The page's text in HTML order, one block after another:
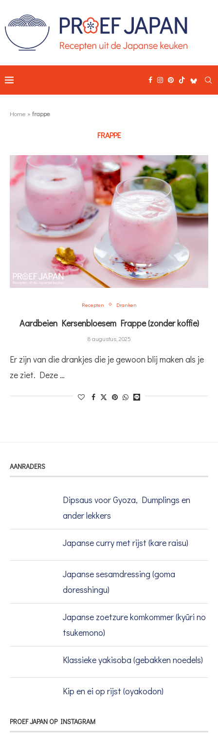
Home » frappe
FRAPPE
Recepten Dranken
Aardbeien Kersenbloesem Frappe (zonder koffie)
8 augustus, 2025
Er zijn van die drankjes die je gewoon blij maken als je
ze ziet. Deze …
AANRADERS
Dipsaus voor Gyoza, Dumplings en
ander lekkers
Japanse curry met rijst (kare raisu)
Japanse sesamdressing (goma
doresshingu)
Japanse zoetzure komkommer (kyūri no
tsukemono)
Klassieke yakisoba (gebakken noedels)
Kip en ei op rijst (oyakodon)
PROEF JAPAN OP INSTAGRAM